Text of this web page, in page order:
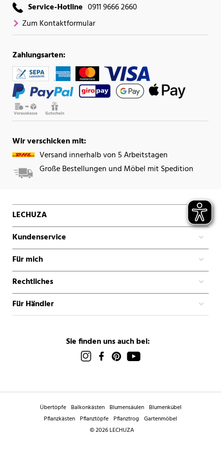
Service-Hotline 0911 9666 2660
Zum Kontaktformular
Zahlungsarten:
Wir verschicken mit:
Versand innerhalb von 5 Arbeitstagen
Große Bestellungen und Möbel mit Spedition
LECHUZA
Kundenservice
Für mich
Rechtliches
Für Händler
Sie finden uns auch bei:
Übertöpfe Balkonkästen Blumensäulen Blumenkübel
Pflanzkästen Pflanztöpfe Pflanztrog Gartenmöbel
© 2026 LECHUZA